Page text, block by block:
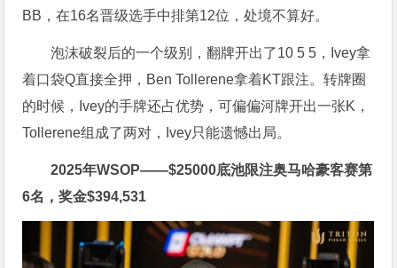
BB，在16名晋级选手中排第12位，处境不算好。
泡沫破裂后的一个级别，翻牌开出了10 5 5，Ivey拿
着口袋Q直接全押，Ben Tollerene拿着KT跟注。转牌圈
的时候，Ivey的手牌还占优势，可偏偏河牌开出一张K，
Tollerene组成了两对，Ivey只能遗憾出局。
2025年WSOP——$25000底池限注奥马哈豪客赛第
6名，奖金$394,531